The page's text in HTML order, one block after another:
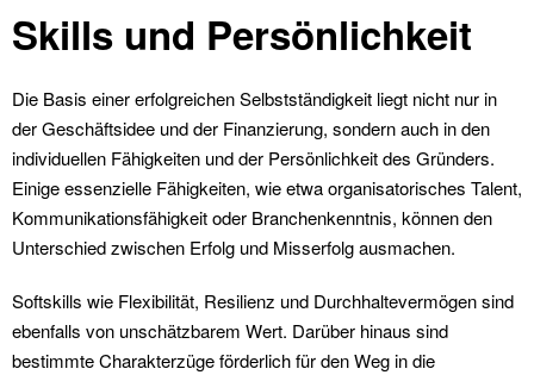
Skills und Persönlichkeit
Die Basis einer erfolgreichen Selbstständigkeit liegt nicht nur in
der Geschäftsidee und der Finanzierung, sondern auch in den
individuellen Fähigkeiten und der Persönlichkeit des Gründers.
Einige essenzielle Fähigkeiten, wie etwa organisatorisches Talent,
Kommunikationsfähigkeit oder Branchenkenntnis, können den
Unterschied zwischen Erfolg und Misserfolg ausmachen.
Softskills wie Flexibilität, Resilienz und Durchhaltevermögen sind
ebenfalls von unschätzbarem Wert. Darüber hinaus sind
bestimmte Charakterzüge förderlich für den Weg in die